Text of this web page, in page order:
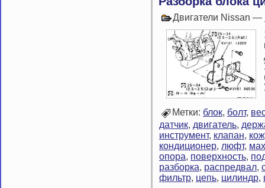
Двигатели Nissan —
Метки: блок, болт,
датчик, двигатель,
инструмент, клапан,
кондиционер, люфт,
опора, поверхность,
разборка, распредвал,
фильтр, цепь, цилиндр,